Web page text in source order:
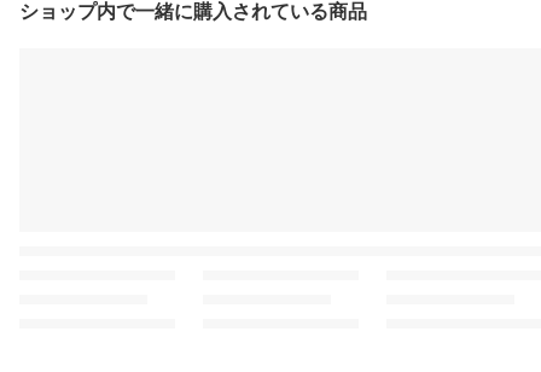
ショップ内で一緒に購入されている商品